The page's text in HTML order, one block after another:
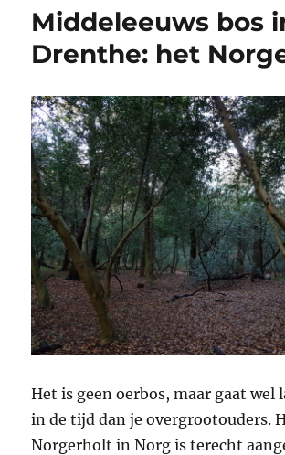
Middeleeuws bos
Drenthe: het
Het is geen oerbos, maar gaat wel
in de tijd dan je overgrootouders.
Norgerholt in Norg is terecht